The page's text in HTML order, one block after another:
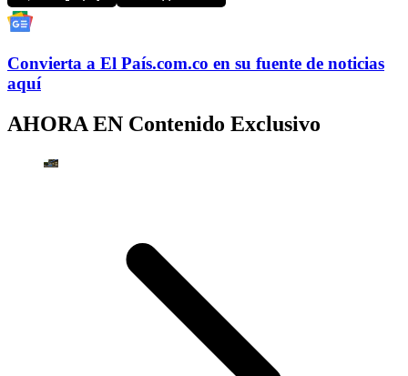
Convierta a El País.com.co en su fuente de noticias
aquí
AHORA EN Contenido Exclusivo